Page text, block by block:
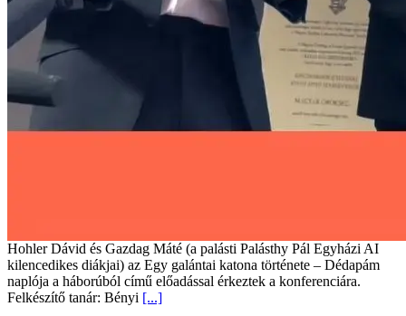
Hohler Dávid és Gazdag Máté (a palásti Palásthy Pál Egyházi AI
kilencedikes diákjai) az Egy galántai katona története – Dédapám
naplója a háborúból című előadással érkeztek a konferenciára.
Felkészítő tanár: Bényi [...]